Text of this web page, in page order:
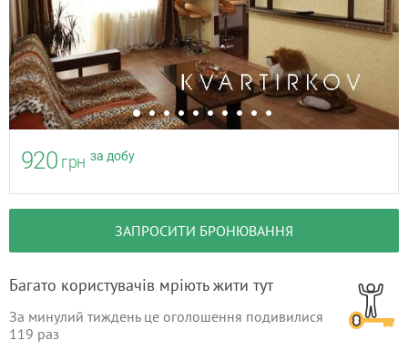
920 грн за добу
ЗАПРОСИТИ БРОНЮВАННЯ
Багато користувачів мріють жити тут
За минулий тиждень це оголошення подивилися
119 раз